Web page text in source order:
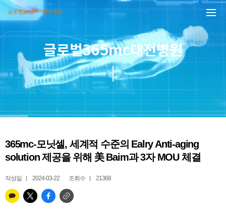
본문 바로가기
글로벌365mc대전병원
365mc-모닛셀, 세계적 수준의 Ealry Anti-aging
solution 제공을 위해 美 Baim과 3자 MOU 체결
작성일 2024-03-22 조회수 21368